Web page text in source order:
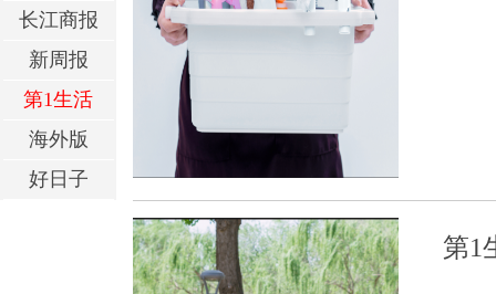
长江商报
新周报
第1生活
海外版
好日子
第1